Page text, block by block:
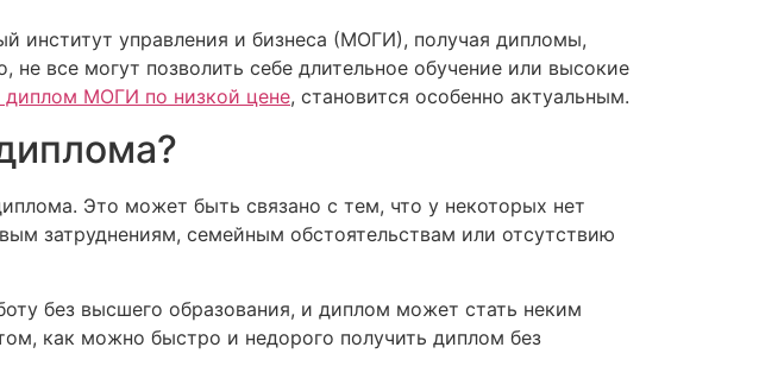
институт управления и бизнеса (МОГИ), получая дипломы,
все могут позволить себе длительное обучение или высокие
диплом МОГИ по низкой цене, становится особенно актуальным.
Это может быть связано с тем, что у некоторых нет
затруднениям, семейным обстоятельствам или отсутствию
без высшего образования, и диплом может стать неким
как можно быстро и недорого получить диплом без